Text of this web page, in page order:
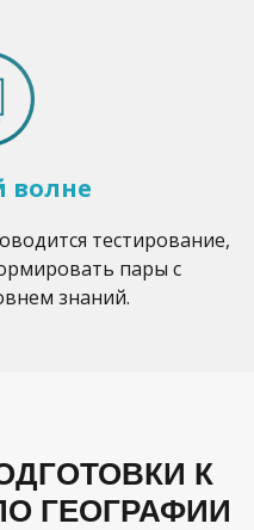
волне
тестирование,
пары с
знаний.
К
ГЕОГРАФИИ